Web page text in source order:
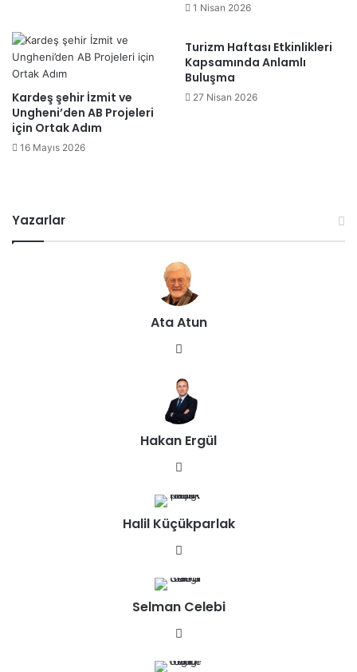
1 Nisan 2026
Kardeş şehir İzmit ve
Ungheni’den AB Projeleri
için Ortak Adım
16 Mayıs 2026
Turizm Haftası Etkinlikleri
Kapsamında Anlamlı
Buluşma
27 Nisan 2026
Yazarlar
Ata Atun
esi
Hakan Ergül
sit
esi
Halil Küçükparlak
sit
esi
Selman Celebi